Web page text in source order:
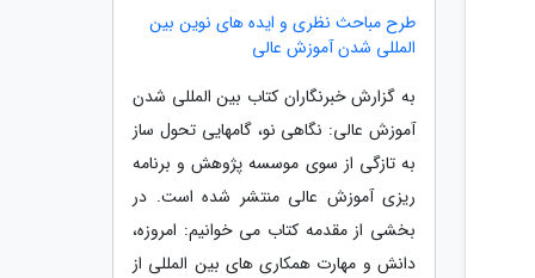
طرح مباحث نظری و ایده های نوین بین
المللی شدن آموزش عالی
به گزارش خبرنگاران کتاب بین المللی شدن
آموزش عالی: نگاهی نو، گام­هایی تحول ­ساز
به تازگی از سوی موسسه پژوهش و برنامه
ریزی آموزش عالی منتشر شده است. در
بخشی از مقدمه کتاب می خوانیم: امروزه،
دانش و مهارت همکاری­ های بین المللی از